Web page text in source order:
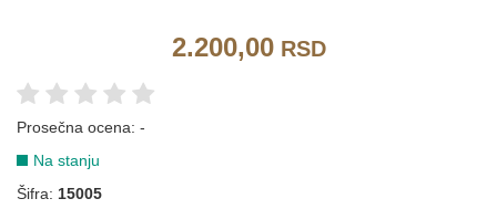
2.200,00RSD
Prosečna ocena: -
Na stanju
Šifra: 15005